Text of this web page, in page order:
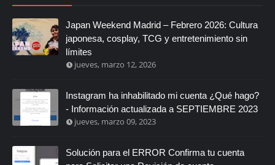
Japan Weekend Madrid – Febrero 2026: Cultura
japonesa, cosplay, TCG y entretenimiento sin
límites
jueves, marzo 12, 2026
Instagram ha inhabilitado mi cuenta ¿Qué hago?
- Información actualizada a SEPTIEMBRE 2023
jueves, marzo 09, 2023
Solución para el ERROR Confirma tu cuenta